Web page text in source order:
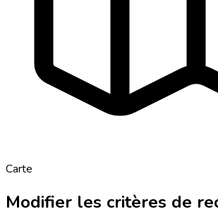
Carte
Modifier les critères de